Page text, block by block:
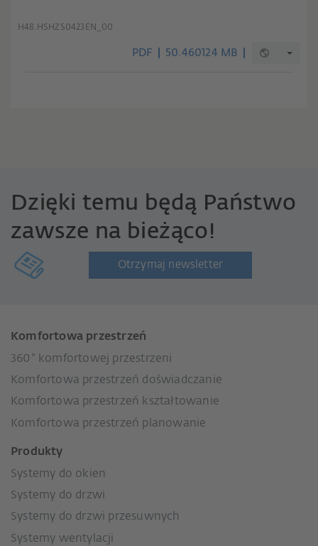
H48.HSHZS0423EN_00
PDF 50.460124 MB
Dzięki temu będą Państwo
zawsze na bieżąco!
Otrzymaj newsletter
Komfortowa przestrzeń
360° komfortowej przestrzeni
Komfortowa przestrzeń doświadczanie
Komfortowa przestrzeń kształtowanie
Komfortowa przestrzeń planowanie
Produkty
Systemy do okien
Systemy do drzwi
Systemy do drzwi przesuwnych
Systemy wentylacji